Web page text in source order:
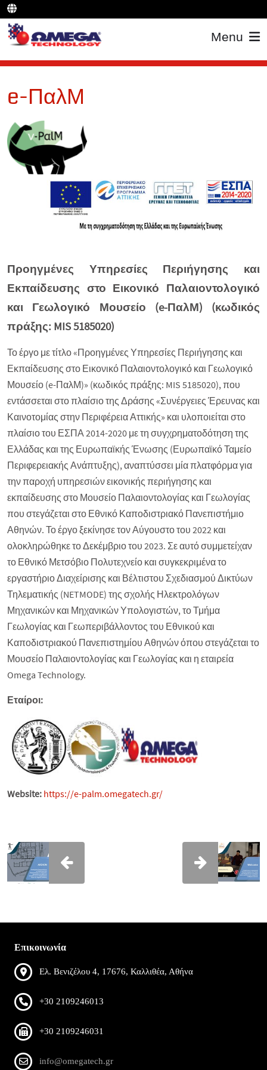
Menu
e-ΠαλΜ
Προηγμένες Υπηρεσίες Περιήγησης και
Εκπαίδευσης στο Εικονικό Παλαιοντολογικό
και Γεωλογικό Μουσείο (e-ΠαλΜ) (κωδικός
πράξης: MIS 5185020)
Το έργο με τίτλο «Προηγμένες Υπηρεσίες Περιήγησης και
Εκπαίδευσης στο Εικονικό Παλαιοντολογικό και Γεωλογικό
Μουσείο (e-ΠαλΜ)» (κωδικός πράξης: MIS 5185020), που
εντάσσεται στο πλαίσιο της Δράσης «Συνέργειες Έρευνας και
Καινοτομίας στην Περιφέρεια Αττικής» και υλοποιείται στο
πλαίσιο του ΕΣΠΑ 2014-2020 με τη συγχρηματοδότηση της
Ελλάδας και της Ευρωπαϊκής Ένωσης (Ευρωπαϊκό Ταμείο
Περιφερειακής Ανάπτυξης), αναπτύσσει μία πλατφόρμα για
την παροχή υπηρεσιών εικονικής περιήγησης και
εκπαίδευσης στο Μουσείο Παλαιοντολογίας και Γεωλογίας
που στεγάζεται στο Εθνικό Καποδιστριακό Πανεπιστήμιο
Αθηνών. Το έργο ξεκίνησε τον Αύγουστο του 2022 και
ολοκληρώθηκε το Δεκέμβριο του 2023. Σε αυτό συμμετείχαν
το Εθνικό Μετσόβιο Πολυτεχνείο και συγκεκριμένα το
εργαστήριο Διαχείρισης και Βέλτιστου Σχεδιασμού Δικτύων
Τηλεματικής (NETMODE) της σχολής Ηλεκτρολόγων
Μηχανικών και Μηχανικών Υπολογιστών, το Τμήμα
Γεωλογίας και Γεωπεριβάλλοντος του Εθνικού και
Καποδιστριακού Πανεπιστημίου Αθηνών όπου στεγάζεται το
Μουσείο Παλαιοντολογίας και Γεωλογίας και η εταιρεία
Omega Technology.
Εταίροι:
Website: https://e-palm.omegatech.gr/
Επικοινωνία
Ελ. Βενιζέλου 4, 17676, Καλλιθέα, Αθήνα
+30 2109246013
+30 2109246031
info@omegatech.gr